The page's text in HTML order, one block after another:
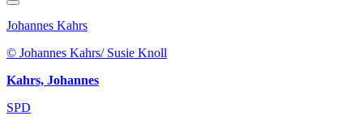
Johannes Kahrs
© Johannes Kahrs/ Susie Knoll
Kahrs, Johannes
SPD